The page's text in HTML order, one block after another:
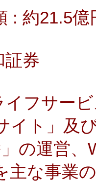
: 約21.5億
証券
イフサー
イト」及
」の運営
主な事業